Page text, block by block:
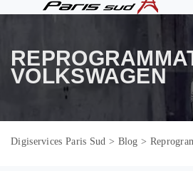
VOLKSWAGEN
Digiservices Paris Sud > Blog >